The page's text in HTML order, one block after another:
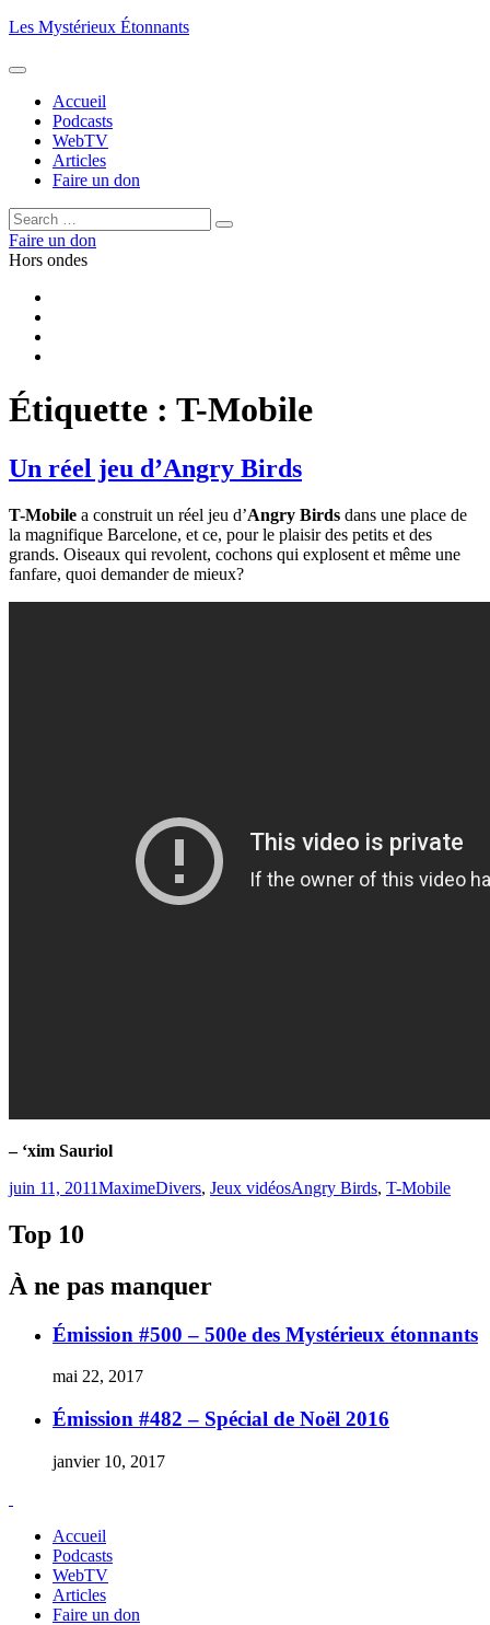
Aller
contenu
Les Mystérieux Étonnants
Accueil
Podcasts
WebTV
Articles
Faire un don
Rechercher :
Rechercher
Faire un don
Hors ondes
Étiquette : T-Mobile
Un réel jeu d’Angry Birds
T-Mobile a construit un réel jeu d’Angry Birds dans une place de
la magnifique Barcelone, et ce, pour le plaisir des petits et des
grands. Oiseaux qui revolent, cochons qui explosent et même une
fanfare, quoi demander de mieux?
– ‘xim Sauriol
Publié
juin 11, 2011MaximeCatégories
Divers, Jeux vidéosÉtiquettes
Angry Birds, T-Mobile
Top 10
À ne pas manquer
Émission #500 – 500e des Mystérieux étonnants
mai 22, 2017
Émission #482 – Spécial de Noël 2016
janvier 10, 2017
Accueil
Podcasts
WebTV
Articles
Faire un don